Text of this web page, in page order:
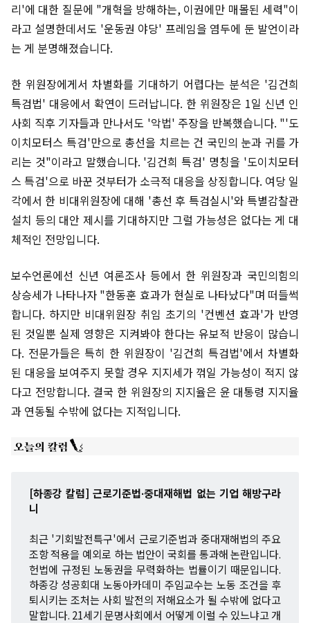
리'에 대한 질문에 "개혁을 방해하는, 이권에만 매몰된 세력"이
라고 설명한데서도 '운동권 야당' 프레임을 염두에 둔 발언이라
는 게 분명해졌습니다.
한 위원장에게서 차별화를 기대하기 어렵다는 분석은 '김건희
특검법' 대응에서 확연이 드러납니다. 한 위원장은 1일 신년 인
사회 직후 기자들과 만나서도 '악법' 주장을 반복했습니다. "'도
이치모터스 특검'만으로 총선을 치르는 건 국민의 눈과 귀를 가
리는 것"이라고 말했습니다. '김건희 특검' 명칭을 '도이치모터
스 특검'으로 바꾼 것부터가 소극적 대응을 상징합니다. 여당 일
각에서 한 비대위원장에 대해 '총선 후 특검실시'와 특별감찰관
설치 등의 대안 제시를 기대하지만 그럴 가능성은 없다는 게 대
체적인 전망입니다.
보수언론에선 신년 여론조사 등에서 한 위원장과 국민의힘의
상승세가 나타나자 "한동훈 효과가 현실로 나타났다"며 떠들썩
합니다. 하지만 비대위원장 취임 초기의 '컨벤션 효과'가 반영
된 것일뿐 실제 영향은 지켜봐야 한다는 유보적 반응이 많습니
다. 전문가들은 특히 한 위원장이 '김건희 특검법'에서 차별화
된 대응을 보여주지 못할 경우 지지세가 꺾일 가능성이 적지 않
다고 전망합니다. 결국 한 위원장의 지지율은 윤 대통령 지지율
과 연동될 수밖에 없다는 지적입니다.
[하종강 칼럼] 근로기준법∙중대재해법 없는 기업 해방구라
니
최근 '기회발전특구'에서 근로기준법과 중대재해법의 주요
조항 적용을 예외로 하는 법안이 국회를 통과해 논란입니다.
헌법에 규정된 노동권을 무력화하는 법률이기 때문입니다.
하종강 성공회대 노동아카데미 주임교수는 노동 조건을 후
퇴시키는 조처는 사회 발전의 저해요소가 될 수밖에 없다고
말합니다. 21세기 문명사회에서 어떻게 이럴 수 있느냐고 개